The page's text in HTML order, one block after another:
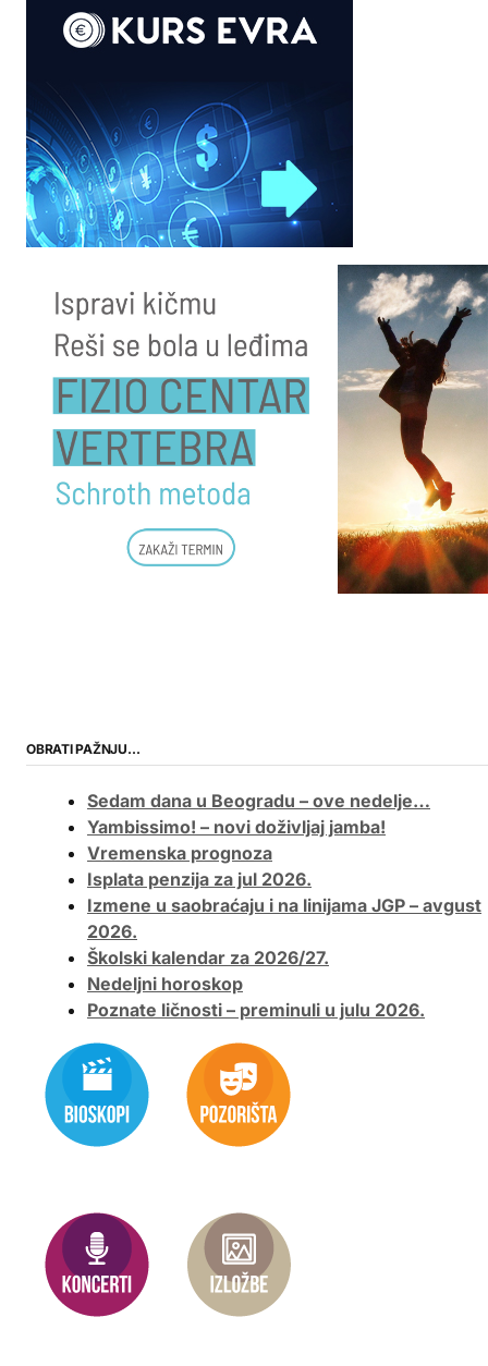
OBRATI PAŽNJU…
Sedam dana u Beogradu – ove nedelje…
Yambissimo! – novi doživljaj jamba!
Vremenska prognoza
Isplata penzija za jul 2026.
Izmene u saobraćaju i na linijama JGP – avgust
2026.
Školski kalendar za 2026/27.
Nedeljni horoskop
Poznate ličnosti – preminuli u julu 2026.